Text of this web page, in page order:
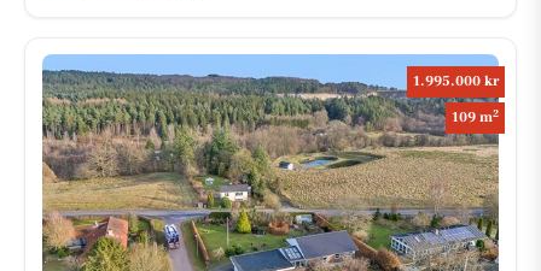
1.995.000 kr
109 m2